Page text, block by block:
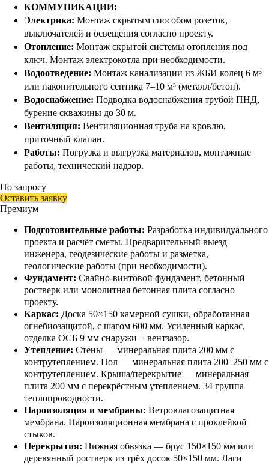
КОММУНИКАЦИИ:
Электрика: Монтаж скрытым способом розеток,
выключателей и освещения согласно проекту.
Отопление: Монтаж скрытой системы отопления под
ключ. Монтаж электрокотла при необходимости.
Водоотведение: Монтаж канализации из ЖБИ колец 6 м³
или накопительного септика 7–10 м³ (металл/бетон).
Водоснабжение: Подводка водоснабжения трубой ПНД,
бурение скважины до 30 м.
Вентиляция: Вентиляционная труба на кровлю,
приточный клапан.
Работы: Погрузка и выгрузка материалов, монтажные
работы, технический надзор.
По запросу
Оставить заявку
Премиум
Подготовительные работы: Разработка индивидуального
проекта и расчёт сметы. Предварительный выезд
инженера, геодезические работы и разметка,
геологические работы (при необходимости).
Фундамент: Свайно-винтовой фундамент, бетонный
ростверк или монолитная бетонная плита согласно
проекту.
Каркас: Доска 50×150 камерной сушки, обработанная
огнебиозащитой, с шагом 600 мм. Усиленный каркас,
отделка ОСБ 9 мм снаружи + вентзазор.
Утепление: Стены — минеральная плита 200 мм с
контрутеплением. Пол — минеральная плита 200–250 мм с
контрутеплением. Крыша/перекрытие — минеральная
плита 200 мм с перекрёстным утеплением. 34 группа
теплопроводности.
Пароизоляция и мембраны: Ветровлагозащитная
мембрана. Пароизоляционная мембрана с проклейкой
стыков.
Перекрытия: Нижняя обвязка — брус 150×150 мм или
деревянный ростверк из трёх досок 50×150 мм. Лаги